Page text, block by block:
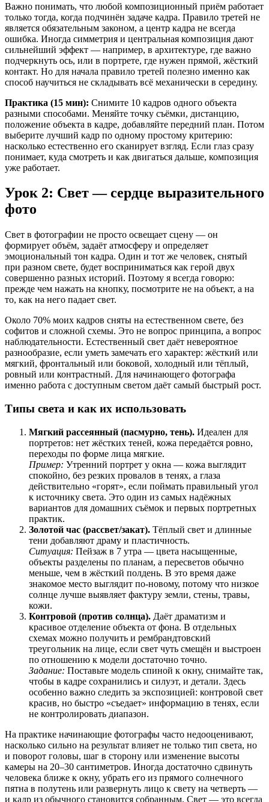
Важно понимать, что любой композиционный приём работает
только тогда, когда подчинён задаче кадра. Правило третей не
является обязательным законом, а центр кадра не всегда
ошибка. Иногда симметрия и центральная композиция дают
сильнейший эффект — например, в архитектуре, где важно
подчеркнуть ось, или в портрете, где нужен прямой, жёсткий
контакт. Но для начала правило третей полезно именно как
способ научиться не складывать всё механически в середину.
Практика (15 мин): Снимите 10 кадров одного объекта
разными способами. Меняйте точку съёмки, дистанцию,
положение объекта в кадре, добавляйте передний план. Потом
выберите лучший кадр по одному простому критерию:
насколько естественно его сканирует взгляд. Если глаз сразу
понимает, куда смотреть и как двигаться дальше, композиция
уже работает.
Урок 2: Свет — сердце выразительного
фото
Свет в фотографии не просто освещает сцену — он
формирует объём, задаёт атмосферу и определяет
эмоциональный тон кадра. Один и тот же человек, снятый
при разном свете, будет восприниматься как герой двух
совершенно разных историй. Поэтому я всегда говорю:
прежде чем нажать на кнопку, посмотрите не на объект, а на
то, как на него падает свет.
Около 70% моих кадров сняты на естественном свете, без
софитов и сложной схемы. Это не вопрос принципа, а вопрос
наблюдательности. Естественный свет даёт невероятное
разнообразие, если уметь замечать его характер: жёсткий или
мягкий, фронтальный или боковой, холодный или тёплый,
ровный или контрастный. Для начинающего фотографа
именно работа с доступным светом даёт самый быстрый рост.
Типы света и как их использовать
Мягкий рассеянный (пасмурно, тень). Идеален для
портретов: нет жёстких теней, кожа передаётся ровно,
переходы по форме лица мягкие.
Пример: Утренний портрет у окна — кожа выглядит
спокойно, без резких провалов в тенях, а глаза
действительно «горят», если поймать правильный угол
к источнику света. Это один из самых надёжных
вариантов для домашних съёмок и первых портретных
практик.
Золотой час (рассвет/закат). Тёплый свет и длинные
тени добавляют драму и пластичность.
Ситуация: Пейзаж в 7 утра — цвета насыщенные,
объекты разделены по планам, а пересветов обычно
меньше, чем в жёсткий полдень. В это время даже
знакомое место выглядит по-новому, потому что низкое
солнце лучше выявляет фактуру земли, стены, травы,
кожи.
Контровой (против солнца). Даёт драматизм и
красивое отделение объекта от фона. В отдельных
схемах можно получить и рембрандтовский
треугольник на лице, если свет чуть смещён и выстроен
по отношению к модели достаточно точно.
Задание: Поставьте модель спиной к окну, снимайте так,
чтобы в кадре сохранились и силуэт, и детали. Здесь
особенно важно следить за экспозицией: контровой свет
красив, но быстро «съедает» информацию в тенях, если
не контролировать диапазон.
На практике начинающие фотографы часто недооценивают,
насколько сильно на результат влияет не только тип света, но
и поворот головы, шаг в сторону или изменение высоты
камеры на 20–30 сантиметров. Иногда достаточно сдвинуть
человека ближе к окну, убрать его из прямого солнечного
пятна в полутень или развернуть лицо к свету на четверть —
и кадр из обычного становится собранным. Свет — это всегда